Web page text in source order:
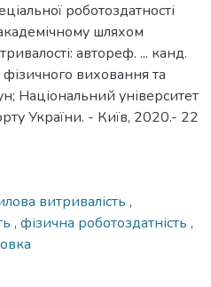
роботоздатності
шляхом
автореф. ... канд.
фізичного виховання та
Національний університет
України. - Київ, 2020.- 22
витривалість ,
, фізична роботоздатність ,